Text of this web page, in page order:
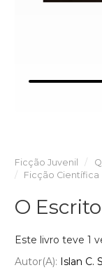
Ficção Juvenil
Ficção Científica
O
Este livro teve 1
Autor(a): Islan C.